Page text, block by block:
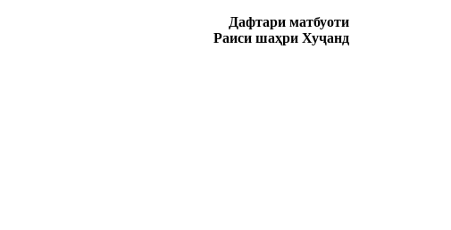
Дафтари матбуоти
Раиси шаҳри Хуҷанд